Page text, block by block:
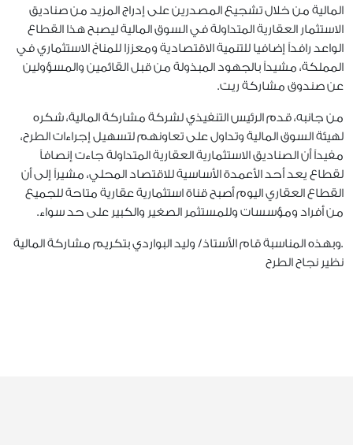
المالية من خلال تشجيع المصدرين على إدراج المزيد من صناديق
الاستثمار العقارية المتداولة في السوق المالية ليصبح هذا القطاع
الواعد رافداً إضافيا للتنمية الاقتصادية ومعززا للمناخ الاستثماري في
المملكة، مشيداً بالجهود المبذولة من قبل القائمين والمسؤولين
عن صندوق مشاركة ريت.
من جانبه، قدم الرئيس التنفيذي لشركة مشاركة المالية، شكره
لهيئة السوق المالية وتداول على تعاونهم لتسهيل إجراءات الطرح،
مفيداً أن الصناديق الاستثمارية العقارية المتداولة جاءت إنصافاً
لقطاع يعد أحد الأعمدة الأساسية للاقتصاد المحلي، مشيراً إلى أن
القطاع العقاري اليوم أصبح قناة استثمارية عقارية متاحة للجميع
من أفراد ومؤسسات وللمستثمر الصغير والكبير على حد سواء.
.وبهذه المناسبة قام الأستاذ/ وليد البواردي بتكريم مشاركة المالية
نظير نجاح الطرح